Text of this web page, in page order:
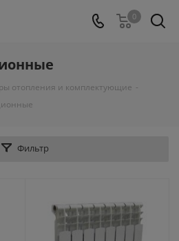
0
отопления и комплектующие -
Фильтр